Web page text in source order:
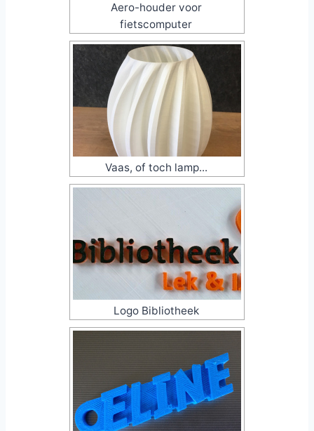
Aero-houder voor
fietscomputer
Vaas, of toch lamp...
Logo Bibliotheek